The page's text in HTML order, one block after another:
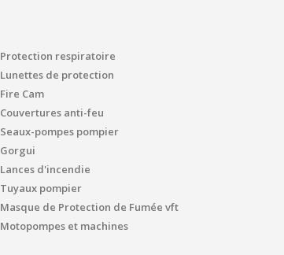
Protection respiratoire
Lunettes de protection
Fire Cam
Couvertures anti-feu
Seaux-pompes pompier
Gorgui
Lances d'incendie
Tuyaux pompier
Masque de Protection de Fumée vft
Motopompes et machines